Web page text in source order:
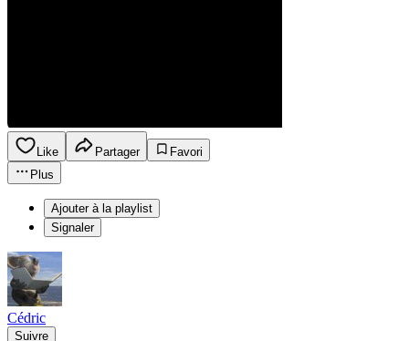
Like Partager
Favori
Plus
Ajouter à la playlist
Signaler
Cédric
Suivre